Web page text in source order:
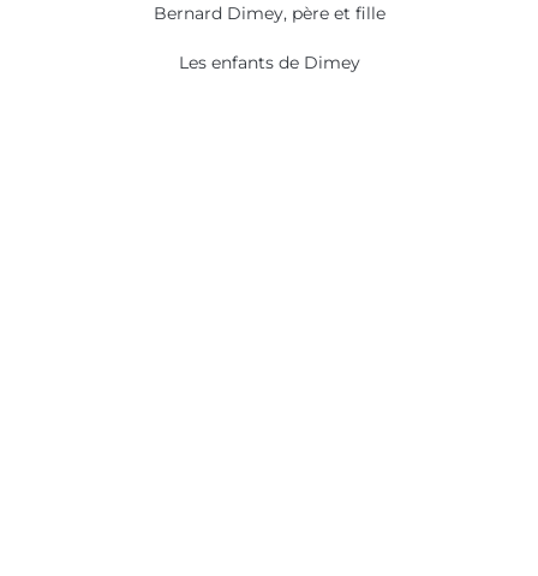
Bernard Dimey, père et fille
Les enfants de Dimey